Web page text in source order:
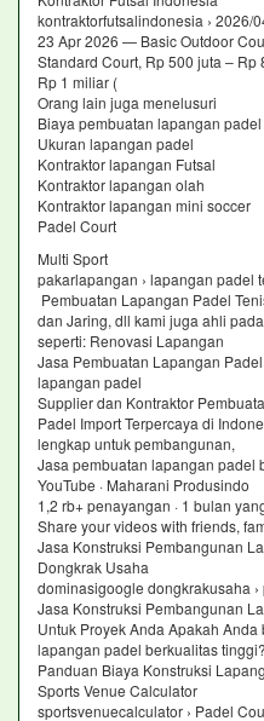
kontraktorfutsalindonesia › 2026/
23 Apr 2026 — Basic Outdoor
Standard Court, Rp 500 juta – Rp
Rp 1 miliar (
Orang lain juga menelusuri
Biaya pembuatan lapangan padel
Ukuran lapangan padel
Kontraktor lapangan Futsal
Kontraktor lapangan olah
Kontraktor lapangan mini soccer
Padel Court
Multi Sport
pakarlapangan › lapangan padel
Pembuatan Lapangan Padel
dan Jaring, dll kami juga ahli
seperti: Renovasi Lapangan
Jasa Pembuatan Lapangan
lapangan padel
Supplier dan Kontraktor
Padel Import Terpercaya di
lengkap untuk pembangunan,
Jasa pembuatan lapangan padel
YouTube · Maharani Produsindo
1,2 rb+ penayangan · 1 bulan
Share your videos with friends,
Jasa Konstruksi Pembangunan
Dongkrak Usaha
dominasigoogle dongkrakusaha ›
Jasa Konstruksi Pembangunan
Untuk Proyek Anda Apakah
lapangan padel berkualitas tinggi?
Panduan Biaya Konstruksi
Sports Venue Calculator
sportsvenuecalculator › Padel